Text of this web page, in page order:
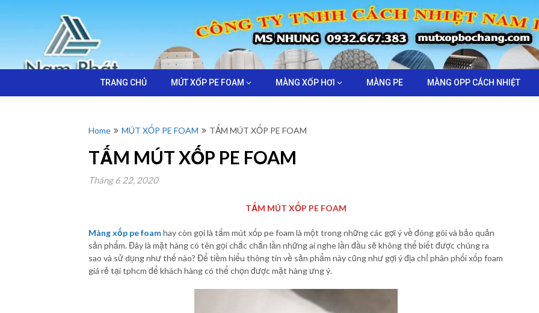
MÚT
XỐP
BỌC
HÀNG
–
CÔNG
TY
NAM
PHÁT
Nhiệt Nam
Phát sản xuất
và bán mút
xốp bọc hàng,
màng xốp hơi,
foam Tại
Dương
TRANG CHỦ MÚT XỐP PE FOAM MÀNG XỐP HƠI MÀNG PE MÀNG OPP CÁCH NHIỆT
Home MÚT XỐP PE FOAM TẤM MÚT XỐP PE FOAM
TẤM MÚT XỐP PE FOAM
Tháng 6 22, 2020
TẤM MÚT XỐP PE FOAM
Màng xốp pe foamhay còn gọi là tấm mút xốp pe foam là một trong những các gợi ý về đóng gói và bảo quản
sản phẩm. Đây là mặt hàng có tên gọi chắc chắn lần những ai nghe lần đầu sẽ không thể biết được chúng ra
sao và sử dụng như thế nào? Để tiềm hiểu thông tin về sản phẩm này cũng như gợi ý địa chỉ phân phối xốp foam
giá rẻ tại tphcm để khách hàng có thể chọn được mặt hàng ưng ý.